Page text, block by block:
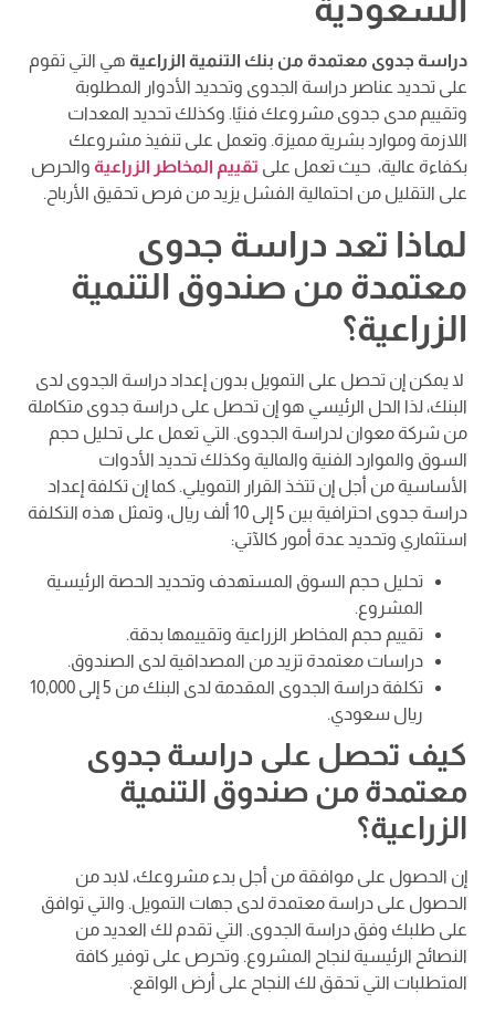
السعودية
دراسة جدوى معتمدة من بنك التنمية الزراعية هي التي تقوم
على تحديد عناصر دراسة الجدوى وتحديد الأدوار المطلوبة
وتقييم مدى جدوى مشروعك فنيًا. وكذلك تحديد المعدات
اللازمة وموارد بشرية مميزة. وتعمل على تنفيذ مشروعك
بكفاءة عالية، حيث تعمل على تقييم المخاطر الزراعية والحرص
على التقليل من احتمالية الفشل يزيد من فرص تحقيق الأرباح.
لماذا تعد دراسة جدوى
معتمدة من صندوق التنمية
الزراعية؟
لا يمكن إن تحصل على التمويل بدون إعداد دراسة الجدوى لدى
البنك، لذا الحل الرئيسي هو إن تحصل على دراسة جدوى متكاملة
من شركة معوان لدراسة الجدوى. التي تعمل على تحليل حجم
السوق والموارد الفنية والمالية وكذلك تحديد الأدوات
الأساسية من أجل إن تتخذ القرار التمويلي. كما إن تكلفة إعداد
دراسة جدوى احترافية بين 5 إلى 10 ألف ريال، وتمثل هذه التكلفة
استثماري وتحديد عدة أمور كالآتي:
تحليل حجم السوق المستهدف وتحديد الحصة الرئيسية
المشروع.
تقييم حجم المخاطر الزراعية وتقييمها بدقة.
دراسات معتمدة تزيد من المصداقية لدى الصندوق.
تكلفة دراسة الجدوى المقدمة لدى البنك من 5 إلى 10,000
ريال سعودي.
كيف تحصل على دراسة جدوى
معتمدة من صندوق التنمية
الزراعية؟
إن الحصول على موافقة من أجل بدء مشروعك، لابد من
الحصول على دراسة معتمدة لدى جهات التمويل. والتي توافق
على طلبك وفق دراسة الجدوى. التي تقدم لك العديد من
النصائح الرئيسية لنجاح المشروع. وتحرص على توفير كافة
المتطلبات التي تحقق لك النجاح على أرض الواقع.